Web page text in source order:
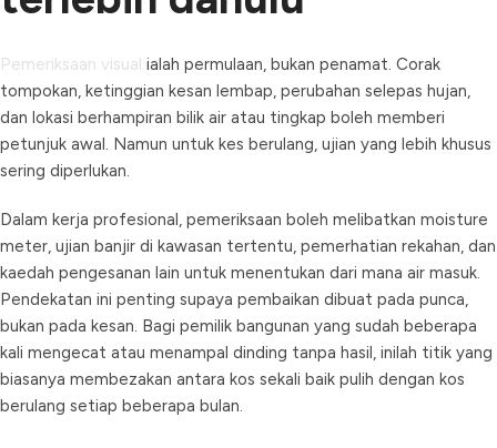
Pemeriksaan visual ialah permulaan, bukan penamat. Corak
tompokan, ketinggian kesan lembap, perubahan selepas hujan,
dan lokasi berhampiran bilik air atau tingkap boleh memberi
petunjuk awal. Namun untuk kes berulang, ujian yang lebih khusus
sering diperlukan.
Dalam kerja profesional, pemeriksaan boleh melibatkan moisture
meter, ujian banjir di kawasan tertentu, pemerhatian rekahan, dan
kaedah pengesanan lain untuk menentukan dari mana air masuk.
Pendekatan ini penting supaya pembaikan dibuat pada punca,
bukan pada kesan. Bagi pemilik bangunan yang sudah beberapa
kali mengecat atau menampal dinding tanpa hasil, inilah titik yang
biasanya membezakan antara kos sekali baik pulih dengan kos
berulang setiap beberapa bulan.